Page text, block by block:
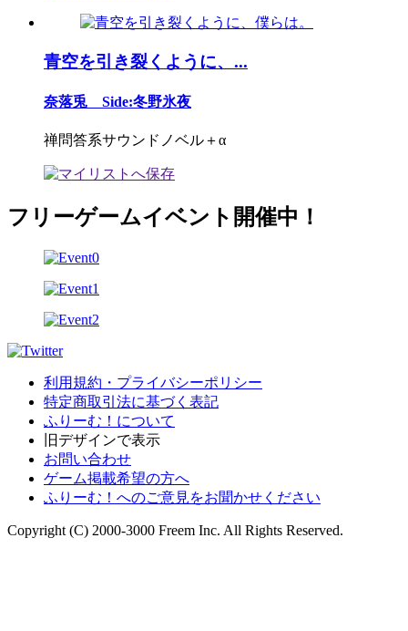
青空を引き裂くように、...
奈落兎 Side:冬野氷夜
禅問答系サウンドノベル＋α
フリーゲームイベント開催中！
利用規約・プライバシーポリシー
特定商取引法に基づく表記
ふりーむ！について
旧デザインで表示
お問い合わせ
ゲーム掲載希望の方へ
ふりーむ！へのご意見をお聞かせください
Copyright (C) 2000-3000 Freem Inc. All Rights Reserved.